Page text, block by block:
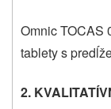
Omnic TOCAS
tablety s
2.